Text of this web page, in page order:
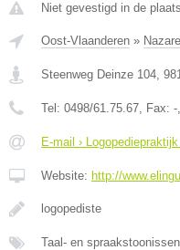
Niet gevestigd in de
Oost-Vlaanderen »
Steenweg Deinze 104,
Tel: 0498/61.75.67, Fax: -
E-mail ›
Website: http://
logopediste
Taal- en